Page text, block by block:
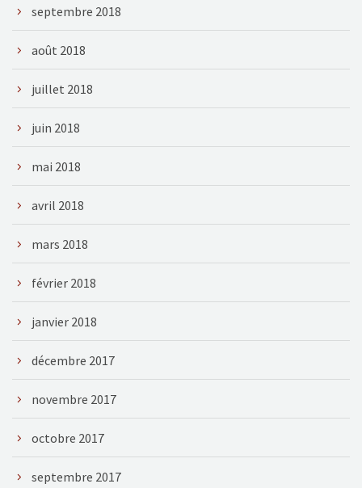
septembre 2018
août 2018
juillet 2018
juin 2018
mai 2018
avril 2018
mars 2018
février 2018
janvier 2018
décembre 2017
novembre 2017
octobre 2017
septembre 2017